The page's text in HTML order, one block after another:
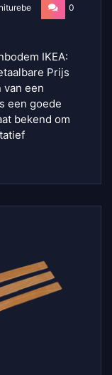
0
IKEA:
Prijs
van een
een goede
bekend om